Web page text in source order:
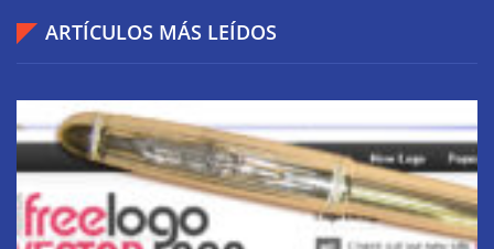
ARTÍCULOS MÁS LEÍDOS